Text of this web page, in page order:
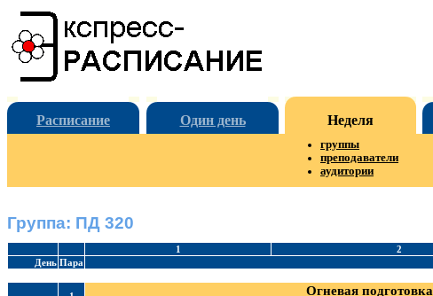
Расписание Один день Неделя
группы
преподаватели
аудитории
Группа: ПД 320
1 2
День Пара
Огневая подготовка